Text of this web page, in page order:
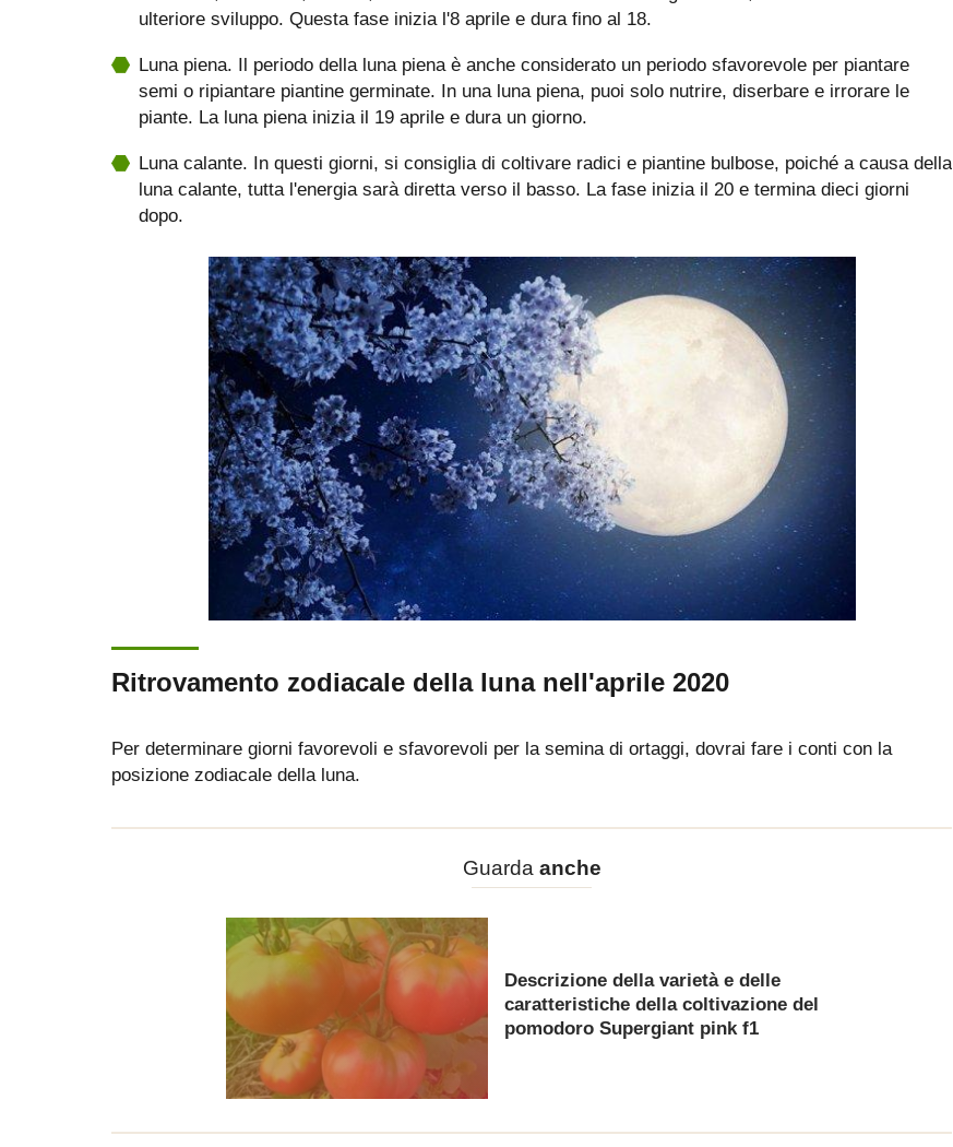
ulteriore sviluppo. Questa fase inizia l'8 aprile e dura fino al 18.
Luna piena. Il periodo della luna piena è anche considerato un periodo sfavorevole per piantare
semi o ripiantare piantine germinate. In una luna piena, puoi solo nutrire, diserbare e irrorare le
piante. La luna piena inizia il 19 aprile e dura un giorno.
Luna calante. In questi giorni, si consiglia di coltivare radici e piantine bulbose, poiché a causa della
luna calante, tutta l'energia sarà diretta verso il basso. La fase inizia il 20 e termina dieci giorni
dopo.
Ritrovamento zodiacale della luna nell'aprile 2020
Per determinare giorni favorevoli e sfavorevoli per la semina di ortaggi, dovrai fare i conti con la
posizione zodiacale della luna.
Guarda anche
Descrizione della varietà e delle
caratteristiche della coltivazione del
pomodoro Supergiant pink f1